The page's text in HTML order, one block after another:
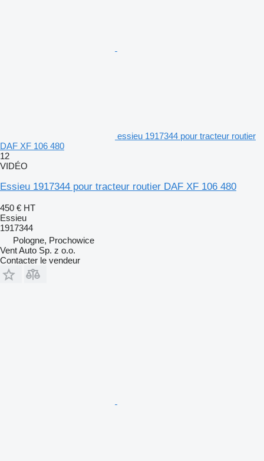
essieu 1917344 pour tracteur routier
DAF XF 106 480
12
VIDÉO
Essieu 1917344 pour tracteur routier DAF XF 106 480
450 € HT
Essieu
1917344
Pologne, Prochowice
Vent Auto Sp. z o.o.
Contacter le vendeur